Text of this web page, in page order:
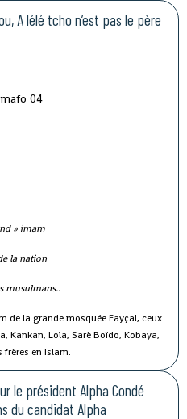
A lélé tcho n’est pas le père
» imam
la nation
musulmans..
de la grande mosquée Fayçal, ceux
Kankan, Lola, Sarè Boïdo, Kobaya,
frères en Islam.
le président Alpha Condé
du candidat Alpha